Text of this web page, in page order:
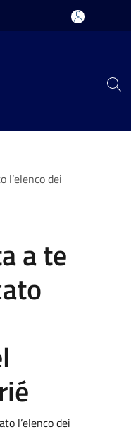
l’elenco dei
a te
l’elenco dei